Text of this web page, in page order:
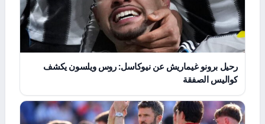
رحيل برونو غيماريش عن نيوكاسل: روس ويلسون يكشف
كواليس الصفقة